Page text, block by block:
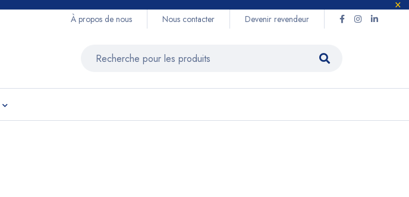
À propos de nous Nous contacter Devenir revendeur